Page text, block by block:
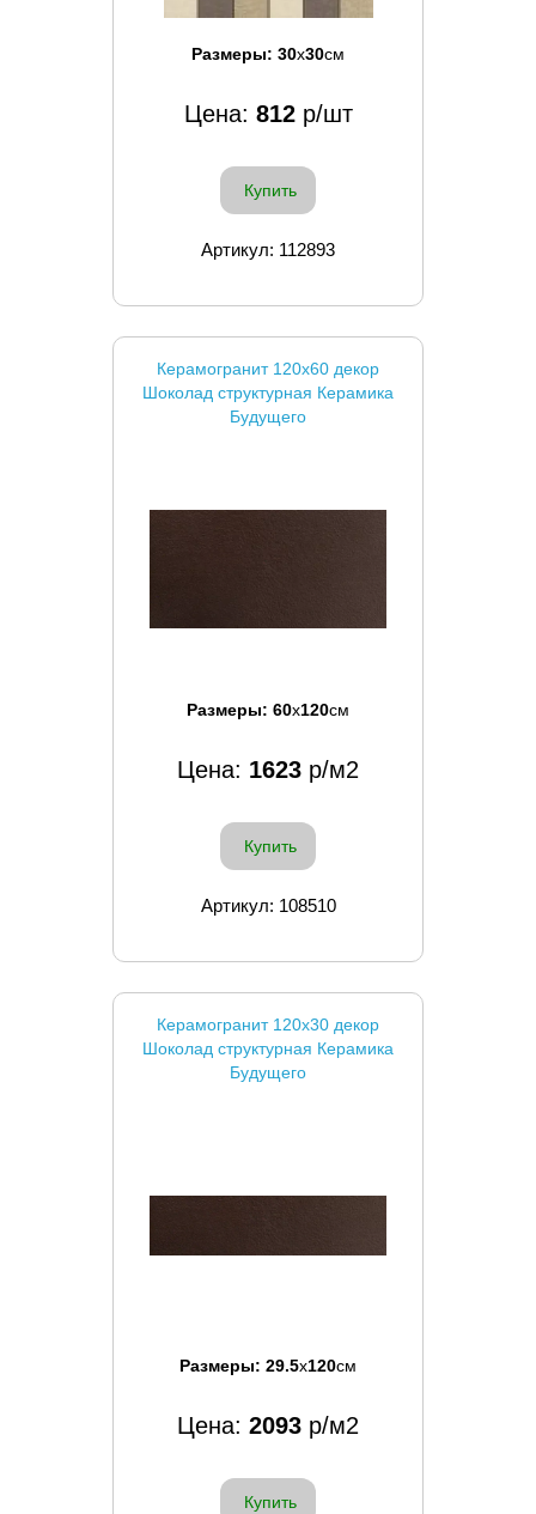
Размеры: 30x30см
Цена: 812р/шт
Купить
Артикул: 112893
Керамогранит 120x60 декор
Шоколад структурная Керамика
Будущего
Размеры: 60x120см
Цена: 1623 р/м2
Купить
Артикул: 108510
Керамогранит 120x30 декор
Шоколад структурная Керамика
Будущего
Размеры: 29.5x120см
Цена: 2093 р/м2
Купить